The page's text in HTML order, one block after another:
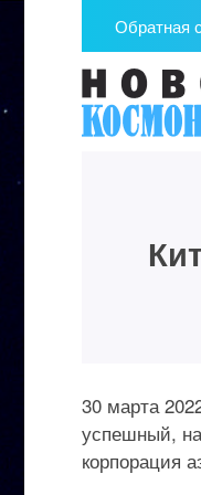
Обратная
30 марта
успешный,
корпорация